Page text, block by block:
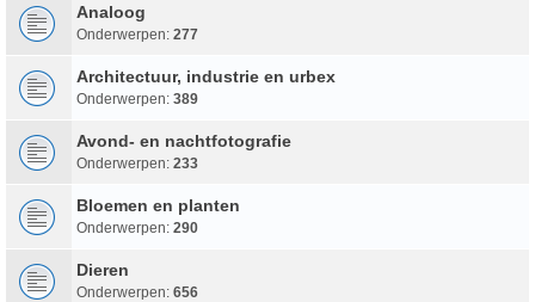
Analoog
Onderwerpen: 277
Architectuur, industrie en urbex
Onderwerpen: 389
Avond- en nachtfotografie
Onderwerpen: 233
Bloemen en planten
Onderwerpen: 290
Dieren
Onderwerpen: 656